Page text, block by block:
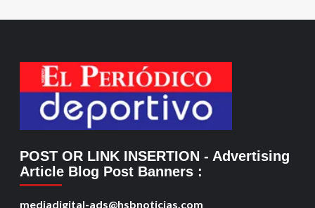
POST OR LINK INSERTION - Advertising
Article Blog Post Banners :
mediadigital-ads@hsbnoticias.com